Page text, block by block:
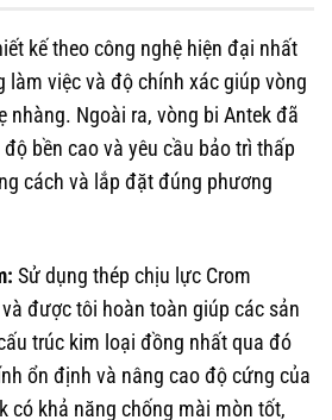
kế theo công nghệ hiện đại nhất
làm việc và độ chính xác giúp vòng
nhàng. Ngoài ra, vòng bi Antek đã
bền cao và yêu cầu bảo trì thấp
cách và lắp đặt đúng phương
Sử dụng thép chịu lực Crom
và được tôi hoàn toàn giúp các sản
trúc kim loại đồng nhất qua đó
ổn định và nâng cao độ cứng của
có khả năng chống mài mòn tốt,